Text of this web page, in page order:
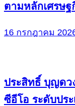
ตามหลักเศรษฐ
16 กรกฎาคม
ประสิทธิ์ บุญดว
ซีอีโอ ระดับประ